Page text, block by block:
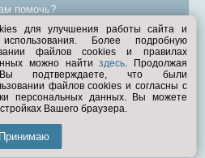
помочь?
1998—2026
для улучшения работы сайта и
Более подробную
файлов cookies и правилах
можно найтиздесь. Продолжая
Вы подтверждаете, что были
файлов cookies и согласны с
персональных данных. Вы можете
Вашего браузера.
Принимаю